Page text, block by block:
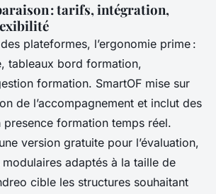
: tarifs, intégration,
plateformes, l’ergonomie prime :
tableaux bord formation,
formation. SmartOF mise sur
de l’accompagnement et inclut des
formation temps réel.
version gratuite pour l’évaluation,
adaptés à la taille de
cible les structures souhaitant